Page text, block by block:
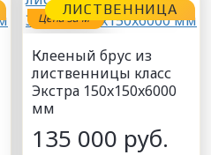
Цена за м3
ЛИСТВЕННИЦА
Клееный брус из
лиственницы класс
Экстра 150x150x6000
мм
135 000 руб.